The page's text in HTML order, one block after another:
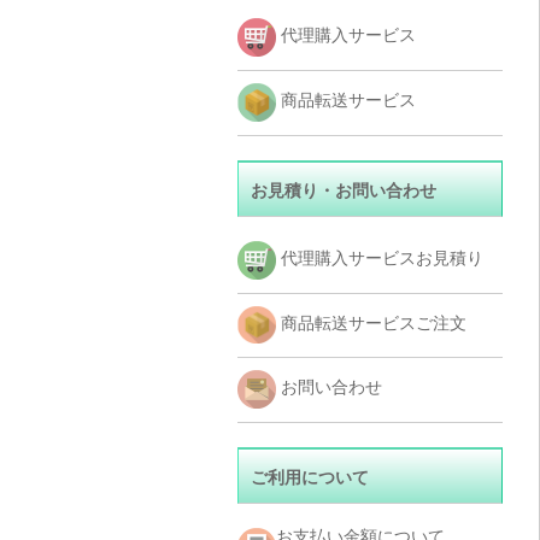
代理購入サービス
商品転送サービス
お見積り・お問い合わせ
代理購入サービスお見積り
商品転送サービスご注文
お問い合わせ
ご利用について